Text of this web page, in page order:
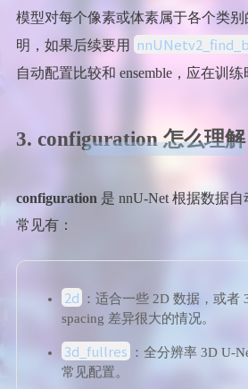
模型对每个像素或体素属于各个类
明，如果后续要用
自动配置比较和 ensemble，应在训练
3. configuration 怎么理解
configuration 是 nnU-Net 根据数据自
常见有：
2d
：适合一些 2D 数据，或者
spacing 差异很大的情况。
3d_fullres
：全分辨率 3D U-
常见配置。